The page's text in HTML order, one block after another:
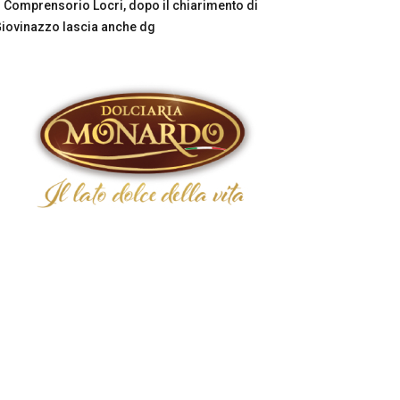
Comprensorio Locri, dopo il chiarimento di
lascia anche dg